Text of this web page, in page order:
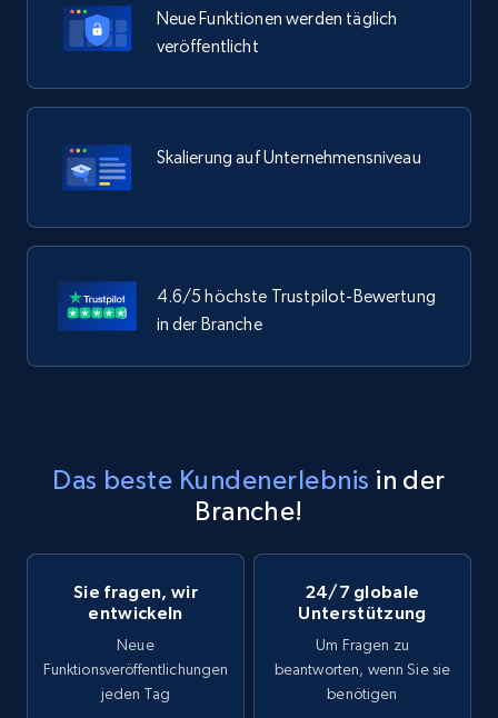
Neue Funktionen werden täglich
veröffentlicht
Skalierung auf Unternehmensniveau
4.6/5 höchste Trustpilot-Bewertung
in der Branche
Das beste Kundenerlebnis in der
Branche!
Sie fragen, wir
entwickeln
Neue
Funktionsveröffentlichungen
jeden Tag
24/7 globale
Unterstützung
Um Fragen zu
beantworten, wenn Sie sie
benötigen